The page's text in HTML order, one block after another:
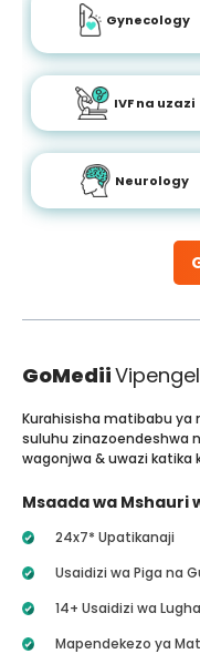
Gynecology
IVF na uzazi
Neurology
GoMedii
Kurahisisha matibabu ya
suluhu zinazoendeshwa
wagonjwa & uwazi
Msaada wa Mshauri
24x7* Upatikanaji
Usaidizi wa Piga na
14+ Usaidizi wa Lugha
Mapendekezo ya